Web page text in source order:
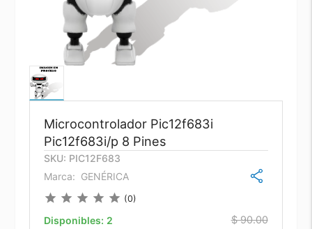
Microcontrolador Pic12f683i
Pic12f683i/p 8 Pines
SKU: PIC12F683
Marca: GENÉRICA
star star star star star (0)
Disponibles: 2 $ 90.00